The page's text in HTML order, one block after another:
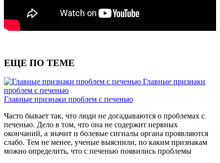
ЕЩЕ ПО ТЕМЕ
Главные признаки
проблем с печенью
Главные признаки проблем с печенью
Часто бывает так, что люди не догадываются о проблемах с
печенью. Дело в том, что она не содержит нервных
окончаний, а значит и болевые сигналы органа проявляются
слабо. Тем не менее, ученые выяснили, по каким признакам
можно определить, что с печенью появились проблемы